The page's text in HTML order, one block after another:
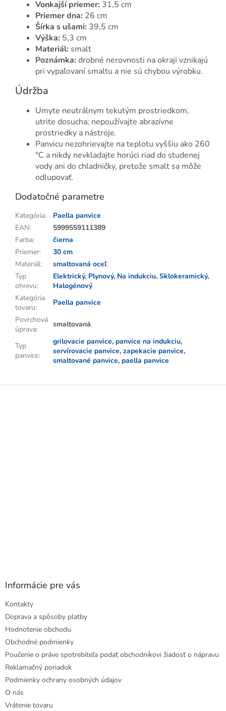
Vonkajší priemer: 31,5 cm
Priemer dna: 26 cm
Šírka s ušami: 39,5 cm
Výška: 5,3 cm
Materiál: smalt
Poznámka: drobné nerovnosti na okraji vznikajú
pri vypaľovaní smaltu a nie sú chybou výrobku.
Údržba
Umyte neutrálnym tekutým prostriedkom,
utrite dosucha; nepoužívajte abrazívne
prostriedky a nástroje.
Panvicu nezohrievajte na teplotu vyššiu ako 260
°C a nikdy nevkladajte horúci riad do studenej
vody ani do chladničky, pretože smalt sa môže
odlupovať.
Dodatočné parametre
Kategória:
Paella panvice
EAN:
5999559111389
Farba:
čierna
Priemer:
30 cm
Materiál:
smaltovaná oceľ
Typ
ohrevu:
Elektrický, Plynový, Na indukciu, Sklokeramický,
Halogénový
Kategória
tovaru:
Paella panvice
Povrchová
úprava:
smaltovaná
Typ
panvice:
grilovacie panvice, panvice na indukciu,
servírovacie panvice, zapekacie panvice,
smaltované panvice, paella panvice
Z
Informácie pre vás
Kontakty
Doprava a spôsoby platby
Hodnotenie obchodu
Obchodné podmienky
Poučenie o práve spotrebiteľa podať obchodníkovi žiadosť o nápravu
Reklamačný poriadok
Podmienky ochrany osobných údajov
O nás
Vrátenie tovaru